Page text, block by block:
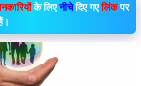
के लिएनीचेदिए गएलिंकपर